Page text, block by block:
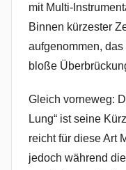
mit Multi-
Binnen kürzester
aufgenommen,
bloße
Gleich vorneweg:
Lung“ ist seine
reicht für diese Art
jedoch während